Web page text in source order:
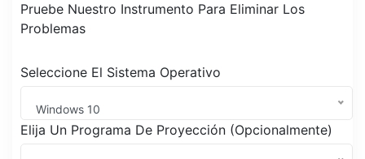
Pruebe Nuestro Instrumento Para Eliminar Los
Problemas
Seleccione El Sistema Operativo
Windows 10
Elija Un Programa De Proyección (Opcionalmente)